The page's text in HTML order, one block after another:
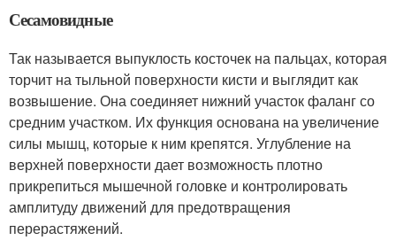
Сесамовидные
Так называется выпуклость косточек на пальцах, которая
торчит на тыльной поверхности кисти и выглядит как
возвышение. Она соединяет нижний участок фаланг со
средним участком. Их функция основана на увеличение
силы мышц, которые к ним крепятся. Углубление на
верхней поверхности дает возможность плотно
прикрепиться мышечной головке и контролировать
амплитуду движений для предотвращения
перерастяжений.